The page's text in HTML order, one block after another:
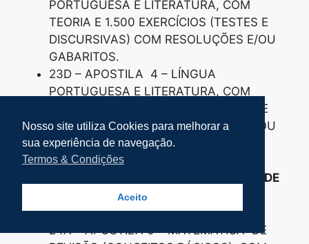
PORTUGUESA E LITERATURA, COM
TEORIA E 1.500 EXERCÍCIOS (TESTES E
DISCURSIVAS) COM RESOLUÇÕES E/OU
GABARITOS.
23D – APOSTILA 4 – LÍNGUA
PORTUGUESA E LITERATURA, COM
TEORIA E 1.500 EXERCÍCIOS (TESTES E
DISCURSIVAS) COM RESOLUÇÕES E/OU
GABARITOS.
-24- 5 APOSTILAS DE APROFUNDAMENTO DE
MATEMÁTICA, SENDO:
24A – APOSTILA 0 – MATEMÁTICA DE
Nosso site utiliza Cookies para melhorar a
sua experiência de navegação.
Termos & Condições
Aceito